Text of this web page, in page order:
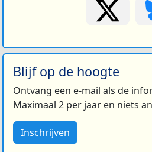
Blijf op de hoogte
Ontvang een e-mail als de
Maximaal 2 per jaar en niets
Inschrijven